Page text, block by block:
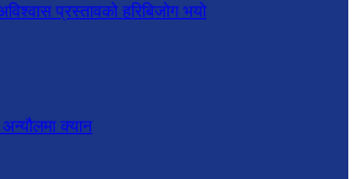
प्रस्तावको हरिबिजोग भयो
क्यान